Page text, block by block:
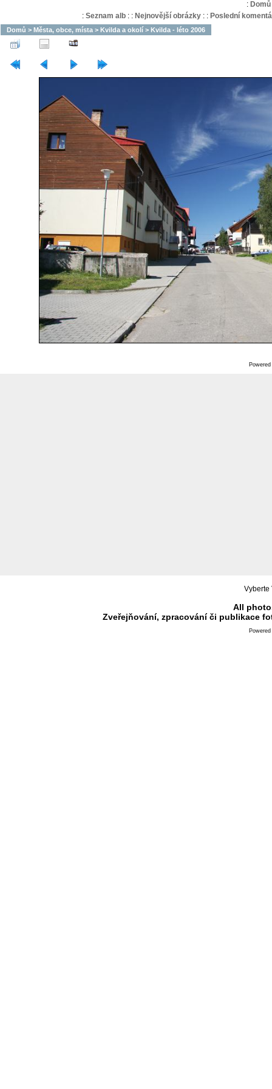
: Domů
: Seznam alb: : Nejnovější obrázky: : Poslední
Domů > Města, obce, místa > Kvilda a okolí > Kvilda - léto 2006
Vyberte
All
Zveřejňování, zpracování či publikace